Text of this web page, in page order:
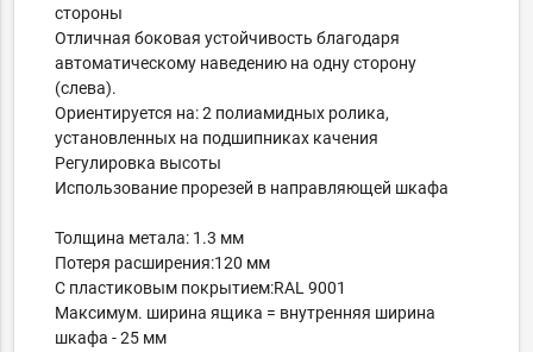
стороны
Отличная боковая устойчивость благодаря
автоматическому наведению на одну сторону
(слева).
Ориентируется на: 2 полиамидных ролика,
установленных на подшипниках качения
Регулировка высоты
Использование прорезей в направляющей шкафа
Толщина метала: 1.3 мм
Потеря расширения:120 мм
С пластиковым покрытием:RAL 9001
Максимум. ширина ящика = внутренняя ширина
шкафа - 25 мм